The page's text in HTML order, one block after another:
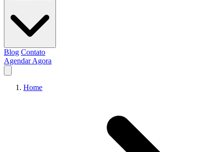
Blog Contato
Agendar Agora
Home